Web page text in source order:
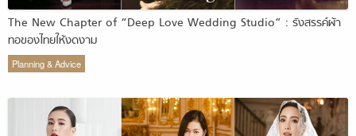
The New Chapter of “Deep Love Wedding Studio” : รังสรรค์ผ้า
ทอของไทยให้งดงาม
Planning & Advice